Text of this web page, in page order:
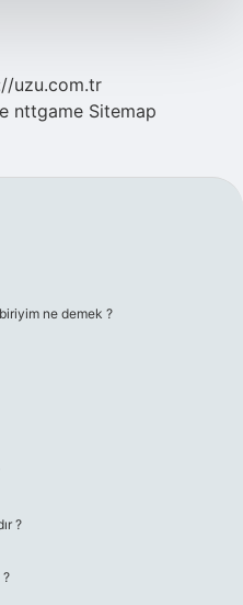
uzu.com.tr
nttgame Sitemap
ne demek ?
?
?